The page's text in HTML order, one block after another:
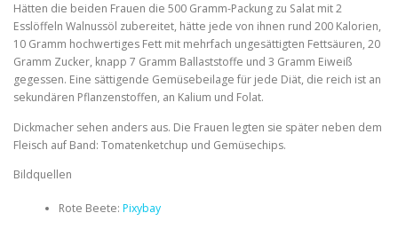
Hätten die beiden Frauen die 500 Gramm-Packung zu Salat mit 2
Esslöffeln Walnussöl zubereitet, hätte jede von ihnen rund 200 Kalorien,
10 Gramm hochwertiges Fett mit mehrfach ungesättigten Fettsäuren, 20
Gramm Zucker, knapp 7 Gramm Ballaststoffe und 3 Gramm Eiweiß
gegessen. Eine sättigende Gemüsebeilage für jede Diät, die reich ist an
sekundären Pflanzenstoffen, an Kalium und Folat.
Dickmacher sehen anders aus. Die Frauen legten sie später neben dem
Fleisch auf Band: Tomatenketchup und Gemüsechips.
Bildquellen
Rote Beete: Pixybay